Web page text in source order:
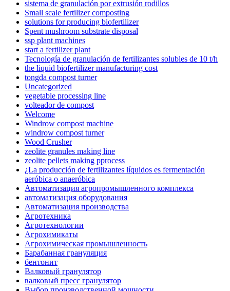
sistema de granulación por extrusión rodillos
Small scale fertilizer composting
solutions for producing biofertilizer
Spent mushroom substrate disposal
ssp plant machines
start a fertilizer plant
Tecnología de granulación de fertilizantes solubles de 10 t/h
the liquid biofertilizer manufacturing cost
tongda compost turner
Uncategorized
vegetable processing line
volteador de compost
Welcome
Windrow compost machine
windrow compost turner
Wood Crusher
zeolite granules making line
zeolite pellets making pprocess
¿La producción de fertilizantes líquidos es fermentación
aeróbica o anaeróbica
Автоматизация агропромышленного комплекса
автоматизация оборудования
Автоматизация производства
Агротехника
Агротехнологии
Агрохимикаты
Агрохимическая промышленность
Барабанная грануляция
бентонит
Валковый гранулятор
валковый пресс гранулятор